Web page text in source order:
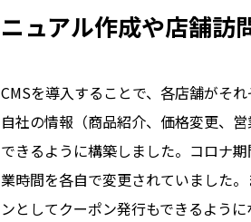
ニュアル作成や店舗訪
CMSを導入することで、各店舗がそ
自社の情報（商品紹介、価格変更、
できるように構築しました。コロナ
業時間を各自で変更されていました
ンとしてクーポン発行もできるよう